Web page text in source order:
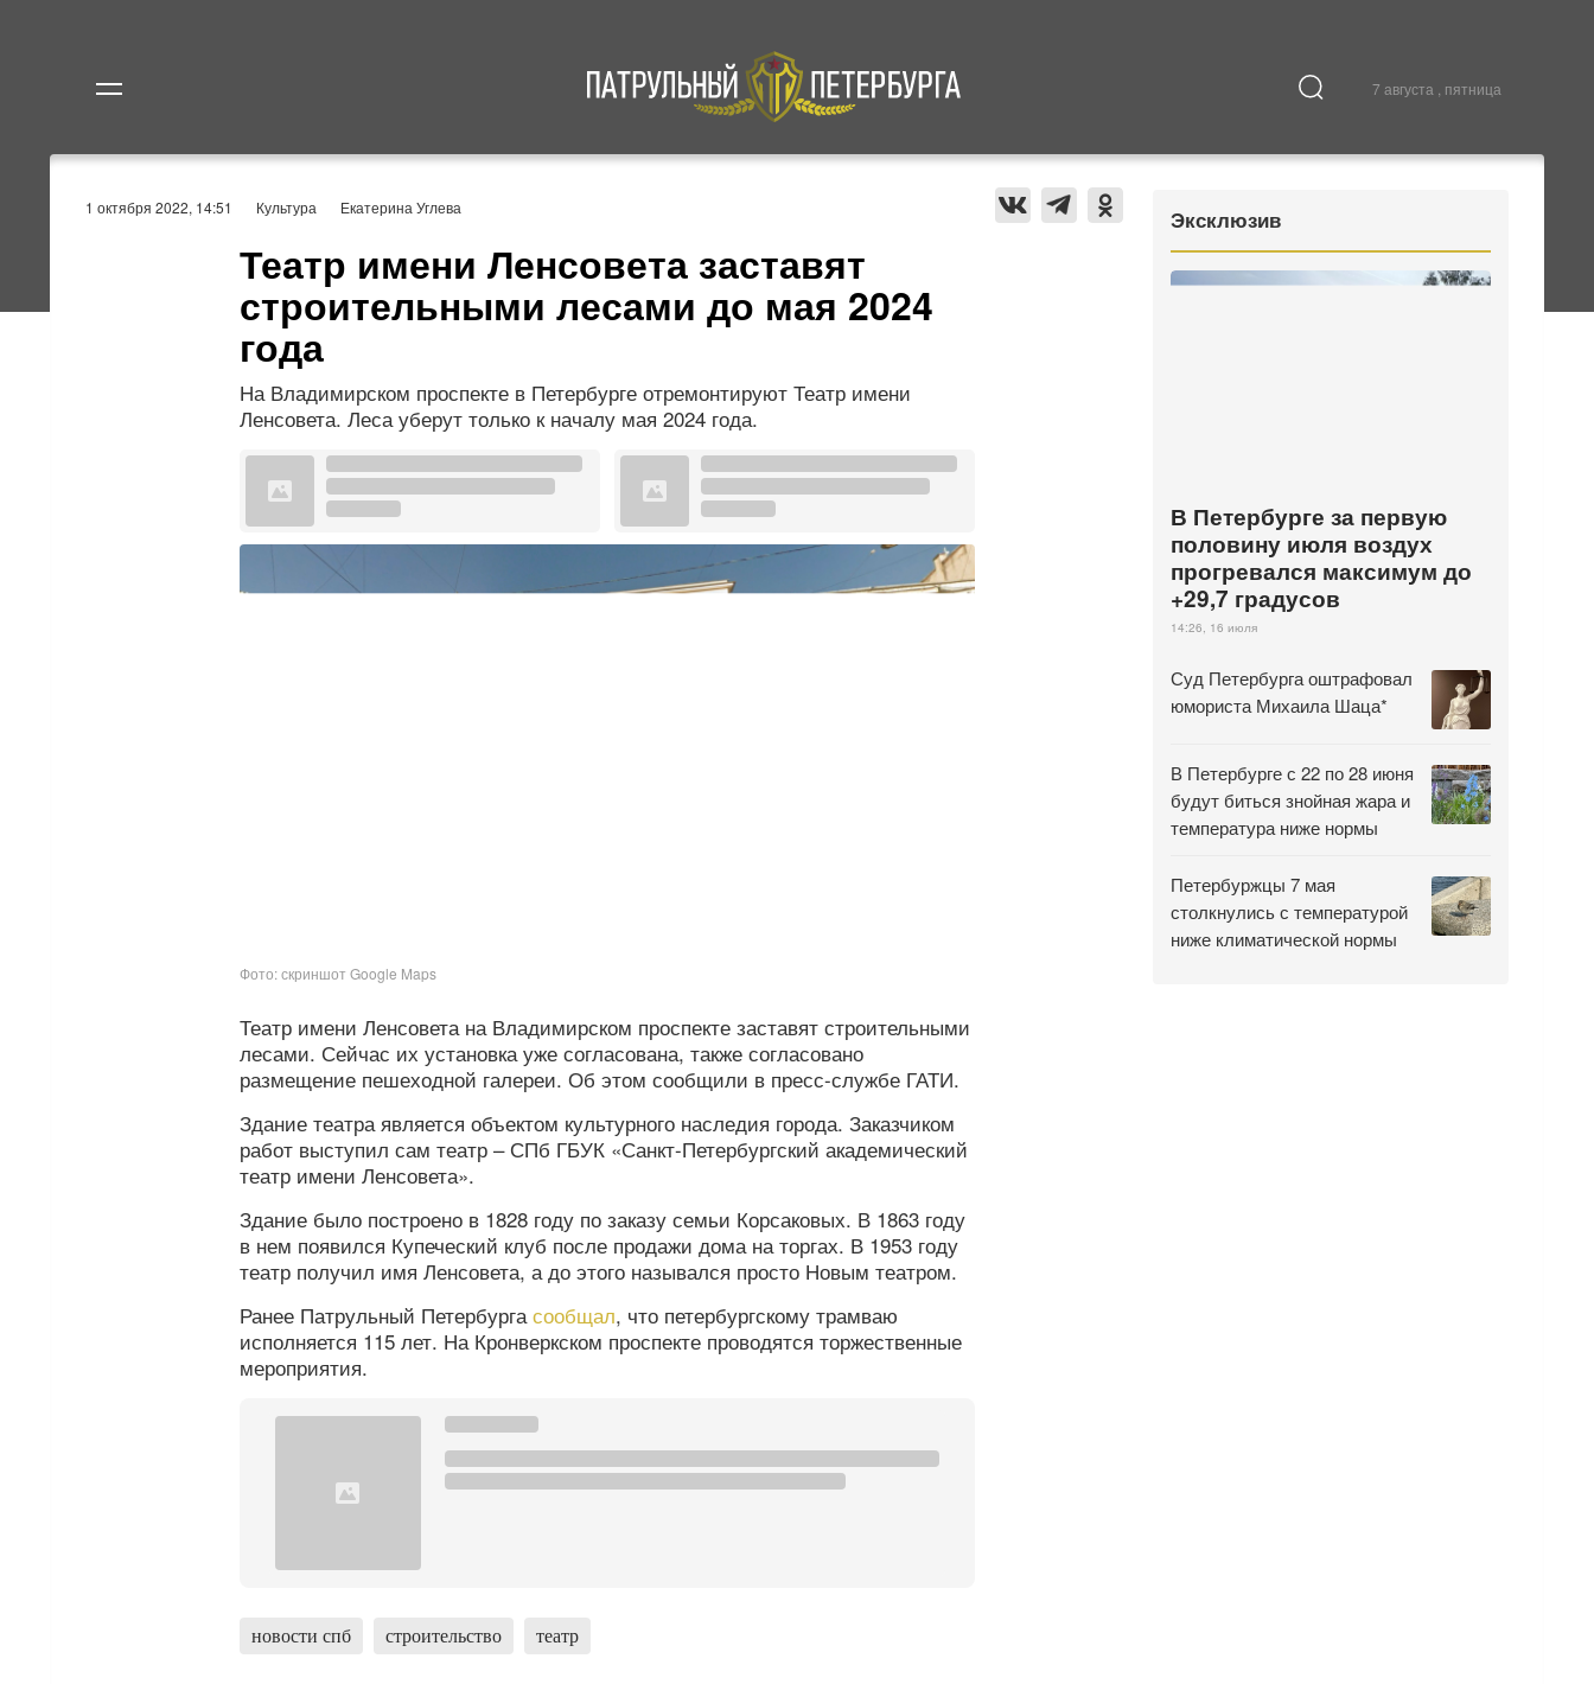
7 августа , пятница
Происшествия Культура
1 октября 2022, 14:51 Культура Екатерина Углева
Театр имени Ленсовета заставят
строительными лесами до мая 2024
года
На Владимирском проспекте в Петербурге отремонтируют Театр имени
Ленсовета. Леса уберут только к началу мая 2024 года.
Фото: скриншот Google Maps
Театр имени Ленсовета на Владимирском проспекте заставят строительными
лесами. Сейчас их установка уже согласована, также согласовано
размещение пешеходной галереи. Об этом сообщили в пресс-службе ГАТИ.
Здание театра является объектом культурного наследия города. Заказчиком
работ выступил сам театр – СПб ГБУК «Санкт-Петербургский академический
театр имени Ленсовета».
Здание было построено в 1828 году по заказу семьи Корсаковых. В 1863 году
в нем появился Купеческий клуб после продажи дома на торгах. В 1953 году
театр получил имя Ленсовета, а до этого назывался просто Новым театром.
Ранее Патрульный Петербургасообщал, что петербургскому трамваю
исполняется 115 лет. На Кронверкском проспекте проводятся торжественные
мероприятия.
новости спб строительство театр
Эксклюзив
В Петербурге за первую
половину июля воздух
прогревался максимум до
+29,7 градусов
14:26, 16 июля
Суд Петербурга оштрафовал
юмориста Михаила Шаца*
В Петербурге с 22 по 28 июня
будут биться знойная жара и
температура ниже нормы
Петербуржцы 7 мая
столкнулись с температурой
ниже климатической нормы